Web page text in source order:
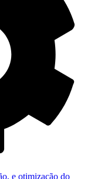
e otimização do